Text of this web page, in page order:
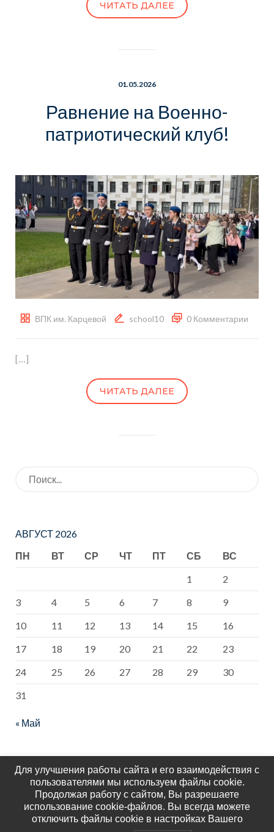
ЧИТАТЬ ДАЛЕЕ
01.05.2026
Равнение на Военно-
патриотический клуб!
ВПК им. Карцевой school10 0 Комментарии
[…]
ЧИТАТЬ ДАЛЕЕ
Искать:
АВГУСТ 2026
ПН
ВТ СР ЧТ ПТ СБ
ВС
1
2
3
4 5 6 7 8
9
10
11 12 13 14 15
16
17
18 19 20 21 22
23
24
25 26 27 28 29
30
31
« Май
Для улучшения работы сайта и его взаимодействия с
пользователями мы используем файлы cookie.
Продолжая работу с сайтом, Вы разрешаете
использование cookie-файлов. Вы всегда можете
отключить файлы cookie в настройках Вашего